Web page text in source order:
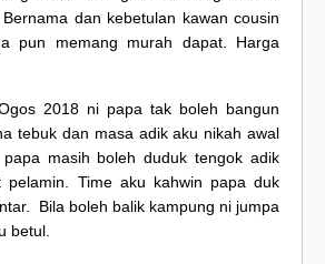
dan kebetulan kawan cousin
pun memang murah dapat. Harga
2018 ni papa tak boleh bangun
tebuk dan masa adik aku nikah awal
masih boleh duduk tengok adik
pelamin. Time aku kahwin papa duk
Bila boleh balik kampung ni jumpa
betul.